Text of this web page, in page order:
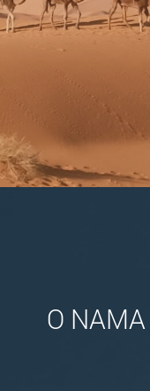
O NAMA